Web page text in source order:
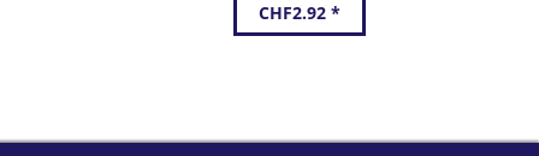
CHF2.92 *